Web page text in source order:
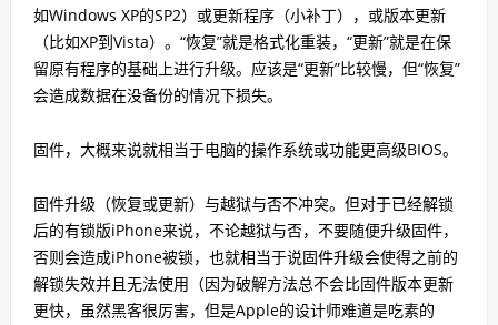
如Windows XP的SP2）或更新程序（小补丁），或版本更新
（比如XP到Vista）。“恢复”就是格式化重装，“更新”就是在保
留原有程序的基础上进行升级。应该是“更新”比较慢，但“恢复”
会造成数据在没备份的情况下损失。
固件，大概来说就相当于电脑的操作系统或功能更高级BIOS。
固件升级（恢复或更新）与越狱与否不冲突。但对于已经解锁
后的有锁版iPhone来说，不论越狱与否，不要随便升级固件，
否则会造成iPhone被锁，也就相当于说固件升级会使得之前的
解锁失效并且无法使用（因为破解方法总不会比固件版本更新
更快，虽然黑客很厉害，但是Apple的设计师难道是吃素的